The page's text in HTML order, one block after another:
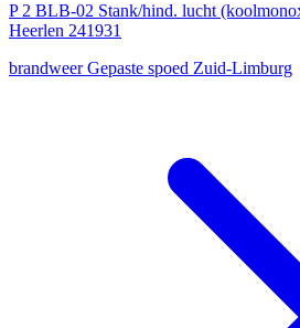
P 2 BLB-02 Stank/hind. lucht
Heerlen 241931
brandweerGepaste spoed Zuid-Limburg